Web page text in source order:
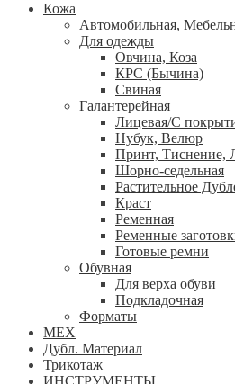
Кожа
Автомобильная,
Для одежды
Овчина, Коза
КРС (Бычина)
Свиная
Галантерейная
Лицевая/С
Нубук, Велюр
Принт, Тиснение,
Шорно-седельная
Растительное
Краст
Ременная
Ременные
Готовые ремни
Обувная
Для верха обуви
Подкладочная
Форматы
МЕХ
Дубл. Материал
Трикотаж
ИНСТРУМЕНТЫ